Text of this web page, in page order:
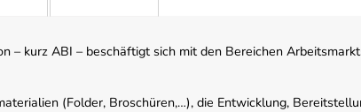
– kurz ABI – beschäftigt sich mit den Bereichen
(Folder, Broschüren,…), die Entwicklung,